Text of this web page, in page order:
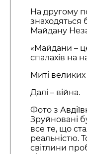
На другому
знаходяться
Майдану
«Майдани –
спалахів на
Миті
Далі – війна.
Фото з
Зруйновані
все те, що
реальністю.
світлини